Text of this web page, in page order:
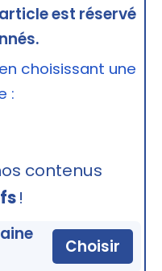
est réservé
choisissant une
:
contenus
!
Choisir